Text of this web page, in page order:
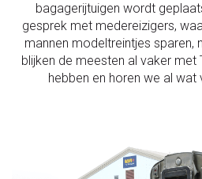
bagagerijtuigen wordt
gesprek met medereizigers,
mannen modeltreintjes sparen,
blijken de meesten al vaker met
hebben en horen we al wat